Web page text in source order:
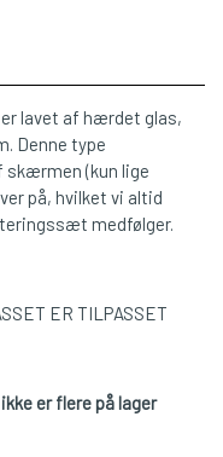
lavet af hærdet glas,
Denne type
(kun lige
på, hvilket vi altid
medfølger.
ER TILPASSET
er flere på lager